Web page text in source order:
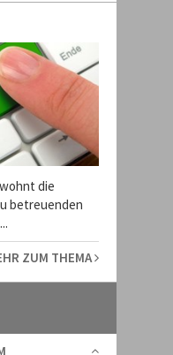
die
betreuenden
ZUM THEMA